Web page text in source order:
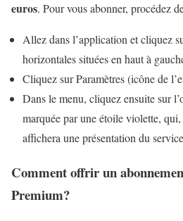
euros. Pour vous abonner, procédez
Allez dans l’application et cliquez
horizontales situées en haut à
Cliquez sur Paramètres (icône de
Dans le menu, cliquez ensuite sur
marquée par une étoile violette,
affichera une présentation du
Comment offrir un
Premium?